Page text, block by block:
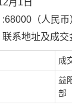
月1日
:68000 （人民币
系地址及成交
成
益
部